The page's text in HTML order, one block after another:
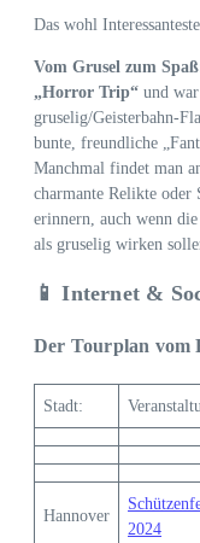
Das wohl
Vom Grusel zum
„Horror Trip“ und
gruselig/Geisterbahn-
bunte, freundliche
Manchmal findet man
charmante Relikte oder
erinnern, auch wenn
als gruselig wirken
📱 Internet &
Der Tourplan vom
Stadt:
Hannover
2024